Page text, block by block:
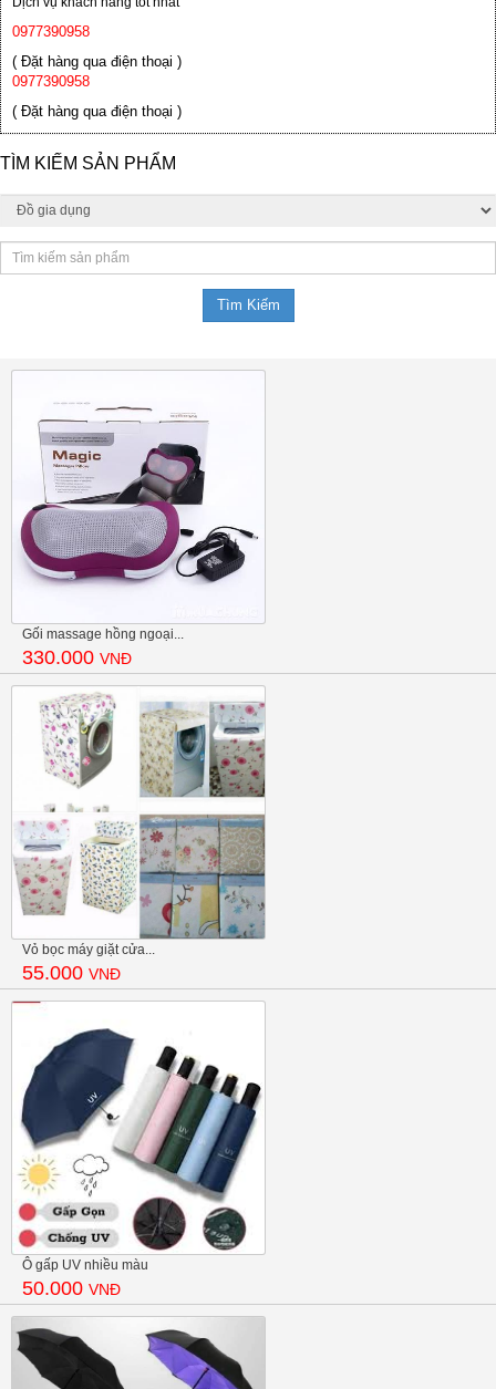
0977390958
( Đặt hàng qua điện thoại )
0977390958
( Đặt hàng qua điện thoại )
TÌM KIẾM SẢN PHẨM
Gối massage hồng ngoại...
330.000 VNĐ
Vỏ bọc máy giặt cửa...
55.000 VNĐ
Ô gấp UV nhiều màu
50.000 VNĐ